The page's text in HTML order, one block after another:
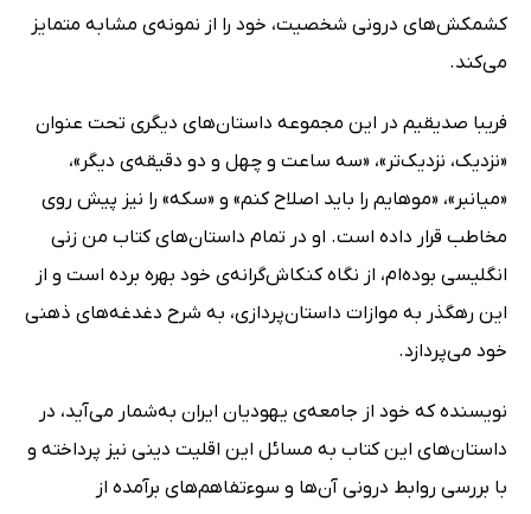
کشمکش‌های درونی شخصیت، خود را از نمونه‌ی مشابه متمایز
می‌کند.
فریبا صدیقیم در این مجموعه داستان‌های دیگری تحت عنوان
«نزدیک، نزدیک‌تر»، «سه ساعت و چهل و دو دقیقه‌ی دیگر»،
«میانبر»، «موهایم را باید اصلاح کنم» و «سکه» را نیز پیش روی
مخاطب قرار داده است. او در تمام داستان‌های کتاب من زنی
انگلیسی بوده‌ام، از نگاه کنکاش‌گرانه‌ی خود بهره برده است و از
این رهگذر به موازات داستان‌پردازی، به شرح دغدغه‌های ذهنی
خود می‌پردازد.
نویسنده که خود از جامعه‌ی یهودیان ایران به‌شمار می‌آید، در
داستان‌های این کتاب به مسائل این اقلیت دینی نیز پرداخته و
با بررسی روابط درونی آن‌ها و سوءتفاهم‌های برآمده از